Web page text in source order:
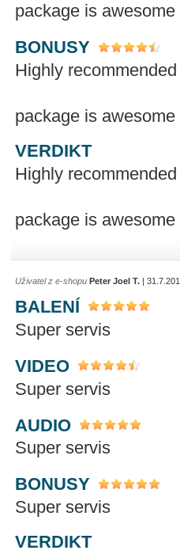
package is
BONUSY
Highly
package is
VERDIKT
Highly
package is
Uživatel z e-shopu Peter Joel T. |
BALENÍ
Super servis
VIDEO
Super servis
AUDIO
Super servis
BONUSY
Super servis
VERDIKT